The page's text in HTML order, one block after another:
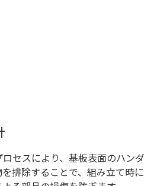
セスにより、基板表面のハンダ
排除することで、組み立て時に